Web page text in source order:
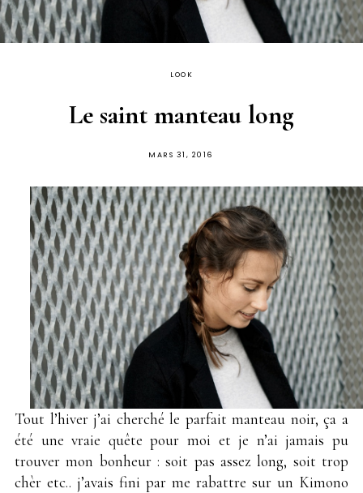
LOOK
Le saint manteau long
PUBLIÉ
MARS 31, 2016
Tout l’hiver j’ai cherché le parfait manteau noir, ça a
été une vraie quête pour moi et je n’ai jamais pu
trouver mon bonheur : soit pas assez long, soit trop
chèr etc.. j’avais fini par me rabattre sur un Kimono